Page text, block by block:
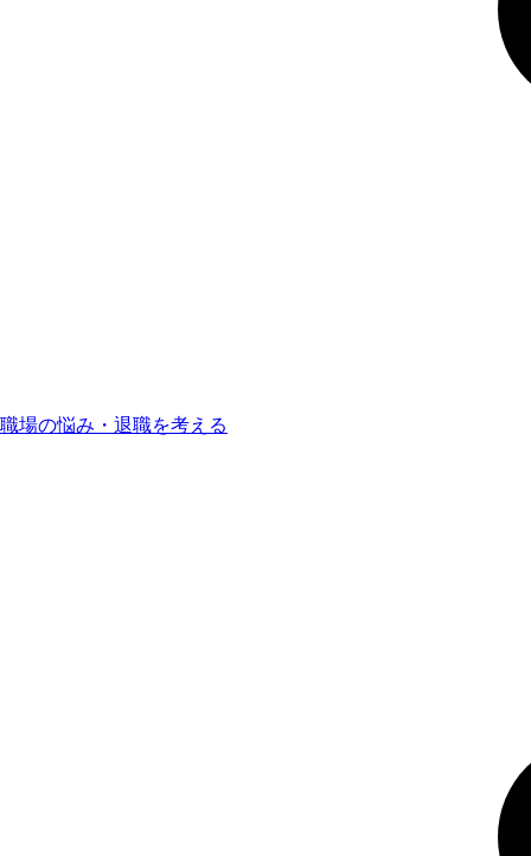
職場の悩み・退職を考える